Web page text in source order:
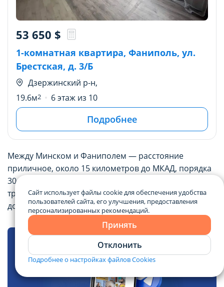
1-комнатная квартира, Фаниполь, ул.
Брестская, д. 3/Б
Дзержинский р-н,
53 650 $
19.6м2 6 этаж из 10
Подробнее
Между Минском и Фаниполем — расстояние
приличное, около 15 километров до МКАД, порядка
30 километров — до центра столицы. Но
транспортное сообщение налажено хорошо, и на
дорогу обычно уходит примерно 30-40 минут.
Сайт использует файлы cookie для обеспечения удобства
пользователей сайта, его улучшения, предоставления
персонализированных рекомендаций.
Принять
Отклонить
Подробнее о настройках файлов Cookies